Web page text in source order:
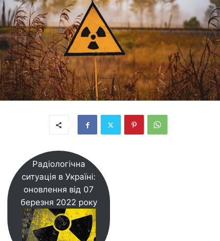
Радіологічна
ситуація в Україні:
оновлення від 07
березня 2022 року